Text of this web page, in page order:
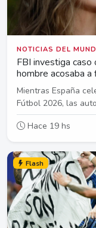
NOTICIAS DEL
FBI investiga
hombre acosaba a
Mientras España
Fútbol 2026, las
Hace 19 hs
Flash